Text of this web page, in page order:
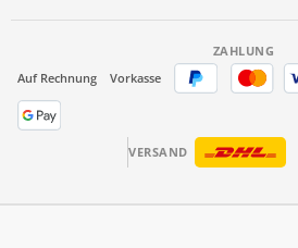
ZAHLUNG
Auf Rechnung
Vorkasse
VERSAND